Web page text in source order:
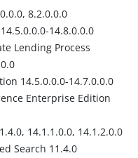
8.2.0.0.0
14.8.0.0.0
Lending Process
14.5.0.0.0-14.7.0.0.0
Enterprise Edition
14.1.1.0.0, 14.1.2.0.0
Search 11.4.0